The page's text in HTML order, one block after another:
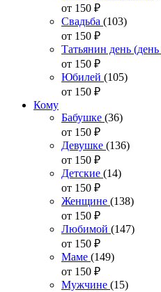
от 150 ₽
Свадьба (103)
от 150 ₽
Татьянин день (день
от 150 ₽
Юбилей (105)
от 150 ₽
Кому
Бабушке (36)
от 150 ₽
Девушке (136)
от 150 ₽
Детские (14)
от 150 ₽
Женщине (138)
от 150 ₽
Любимой (147)
от 150 ₽
Маме (149)
от 150 ₽
Мужчине (15)